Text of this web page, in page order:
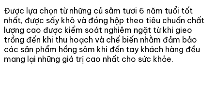
Được lựa chọn từ những củ sâm tươi 6 năm tuổi tốt
nhất, được sấy khô và đóng hộp theo tiêu chuẩn chất
lượng cao được kiểm soát nghiêm ngặt từ khi gieo
trồng đến khi thu hoạch và chế biến nhằm đảm bảo
các sản phẩm hồng sâm khi đến tay khách hàng đều
mang lại những giá trị cao nhất cho sức khỏe.